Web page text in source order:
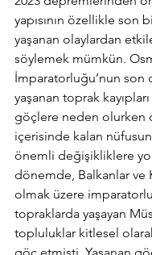
yapısının özellikle son
yaşanan olaylardan
söylemek mümkün.
İmparatorluğu’nun son
yaşanan toprak
göçlere neden olurken
içerisinde kalan nüfusun
önemli değişikliklere yol
dönemde, Balkanlar ve
olmak üzere
topraklarda yaşayan
topluluklar kitlesel